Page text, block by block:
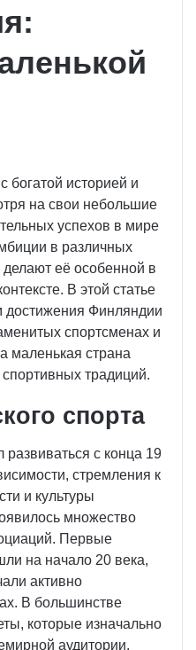
богатой историей и
на свои небольшие
успехов в мире
в различных
её особенной в
В этой статье
Финляндии
спортсменах и
маленькая страна
традиций.
спорта
с конца 19
стремления к
и культуры
множество
Первые
на начало 20 века,
активно
В большинстве
которые изначально
аудитории.